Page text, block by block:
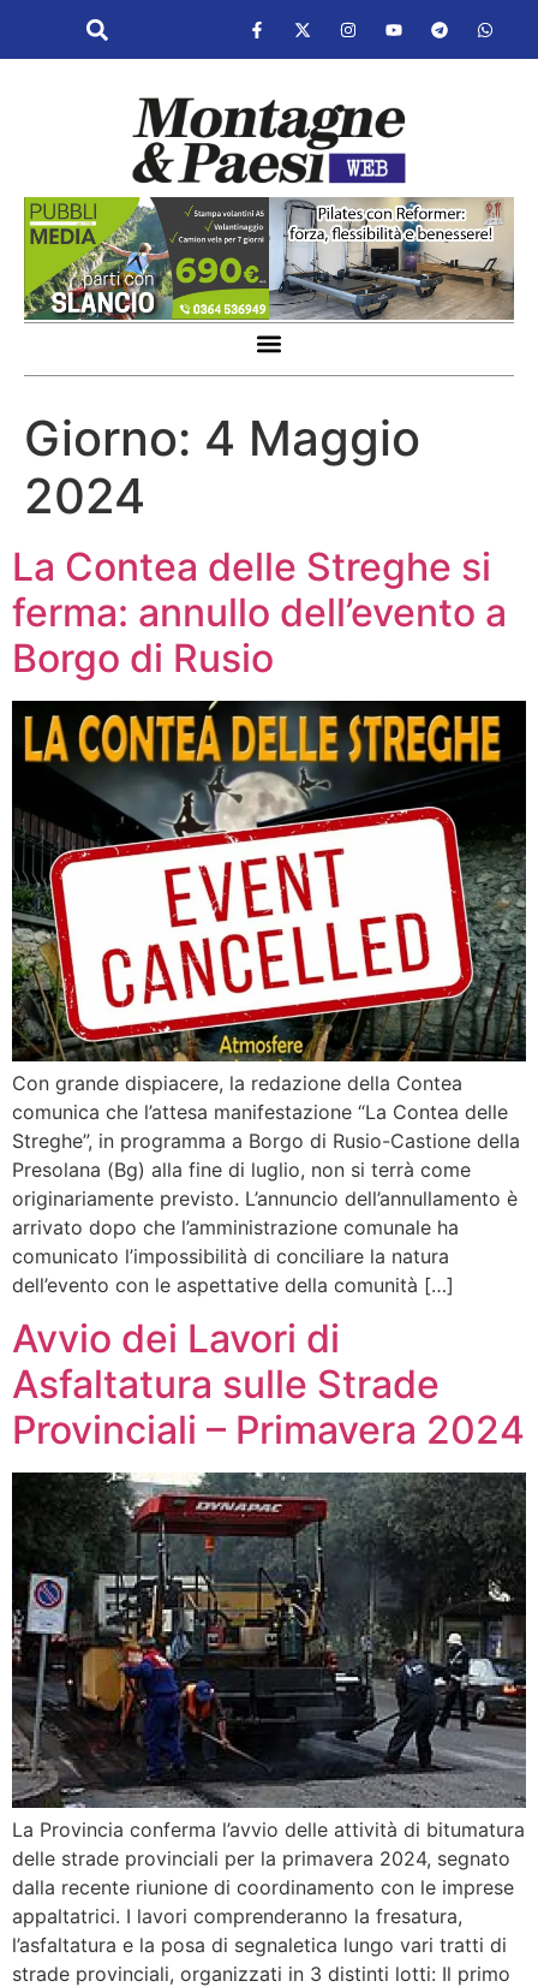
Giorno: 4 Maggio
2024
La Contea delle Streghe si
ferma: annullo dell’evento a
Borgo di Rusio
Con grande dispiacere, la redazione della Contea
comunica che l’attesa manifestazione “La Contea delle
Streghe”, in programma a Borgo di Rusio-Castione della
Presolana (Bg) alla fine di luglio, non si terrà come
originariamente previsto. L’annuncio dell’annullamento è
arrivato dopo che l’amministrazione comunale ha
comunicato l’impossibilità di conciliare la natura
dell’evento con le aspettative della comunità […]
Avvio dei Lavori di
Asfaltatura sulle Strade
Provinciali – Primavera 2024
La Provincia conferma l’avvio delle attività di bitumatura
delle strade provinciali per la primavera 2024, segnato
dalla recente riunione di coordinamento con le imprese
appaltatrici. I lavori comprenderanno la fresatura,
l’asfaltatura e la posa di segnaletica lungo vari tratti di
strade provinciali, organizzati in 3 distinti lotti: Il primo